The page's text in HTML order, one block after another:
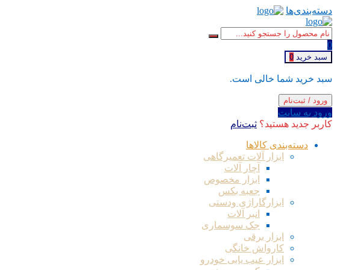
دسته‌بندی‌ها
0
سبد خرید 0
سبد خرید شما خالی است.
ورود / ثبت‌نام
ورود به سایت
کاربر جدید هستید؟ ثبت‌نام
دسته‌بندی کالاها
ابزار آلات تعمیرگاهی
آچار آلات
ابزار مخصوص
جعبه بکس
ابزارگاراژی ودستی
انبر آلات
جک سوسماری
ابزار برقی
کارواش خانگی
ابزار عیب یابی خودرو